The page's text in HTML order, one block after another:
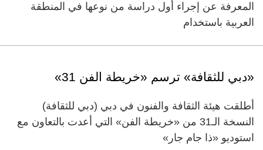
المعرفة عن إجراء أول دراسة من نوعها في المنطقة
العربية باستخدام
«دبي للثقافة» ترسم «خريطة الفن 31»
أطلقت هيئة الثقافة والفنون في دبي (دبي للثقافة)
النسخة الـ31 من «خريطة الفن» التي أعدت بالتعاون مع
استوديو «ذا جام جار»